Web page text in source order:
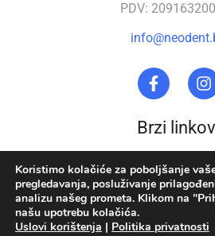
Brzi
Stomatološka oprema
Zubna tehnika
Akcija
PDV:
Koristimo kolačiće za poboljšanje
pregledavanja, posluživanje
analizu našeg prometa. Klikom na
našu upotrebu kolačića.
Uslovi korištenja | Politika privatnosti